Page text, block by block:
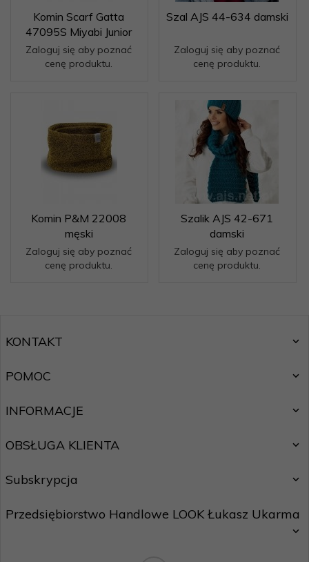
Komin Scarf Gatta
47095S Miyabi Junior
Zaloguj się aby poznać
cenę produktu.
Szal AJS 44-634 damski
Zaloguj się aby poznać
cenę produktu.
Komin P&M 22008
męski
Zaloguj się aby poznać
cenę produktu.
Szalik AJS 42-671
damski
Zaloguj się aby poznać
cenę produktu.
KONTAKT
POMOC
INFORMACJE
OBSŁUGA KLIENTA
Subskrypcja
Przedsiębiorstwo Handlowe LOOK Łukasz Ukarma